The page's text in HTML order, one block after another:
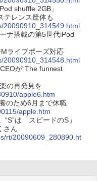
shuffle 2GB」
テレンス筐体も
20090910_314549.html
ナ搭載の第5世代iPod
ライブポーズ対応
20090910_314548.html
が“The funnest
の再発見を
apple6.htm
のため6月まで休職
apple.htm
は「スピードのS」
さん
rt/20090609_280890.ht